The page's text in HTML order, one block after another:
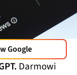
Google
Darmowi